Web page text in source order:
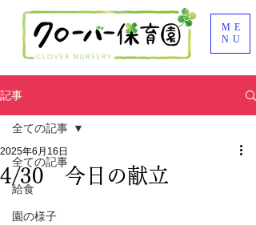
ME
NU
記事
全ての記事
給食
園の様子
全ての記事
4/30 今日の献立
2025年6月16日